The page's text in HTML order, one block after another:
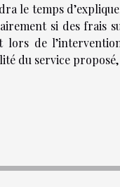
le temps
si des frais
lors de
du service